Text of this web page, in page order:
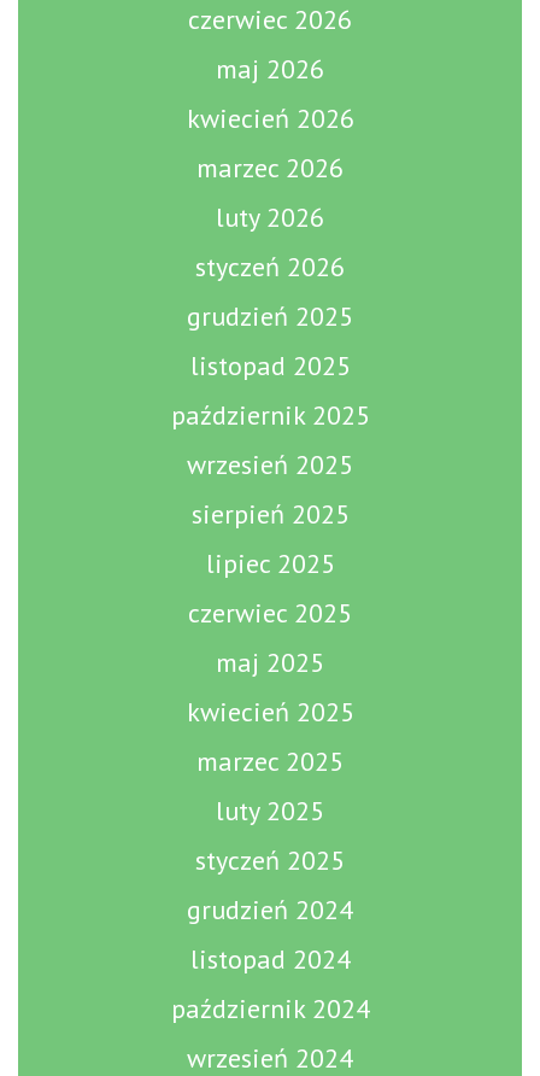
czerwiec 2026
maj 2026
kwiecień 2026
marzec 2026
luty 2026
styczeń 2026
grudzień 2025
listopad 2025
październik 2025
wrzesień 2025
sierpień 2025
lipiec 2025
czerwiec 2025
maj 2025
kwiecień 2025
marzec 2025
luty 2025
styczeń 2025
grudzień 2024
listopad 2024
październik 2024
wrzesień 2024